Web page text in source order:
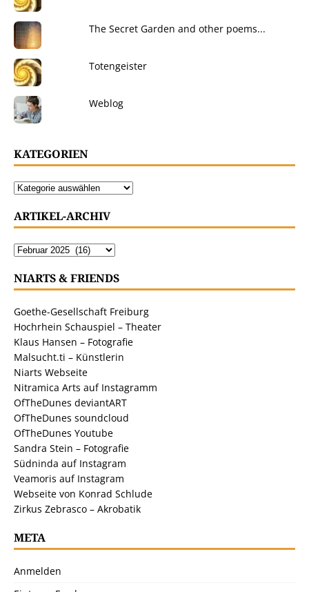
The Secret Garden and other poems...
Totengeister
Weblog
KATEGORIEN
ARTIKEL-ARCHIV
NIARTS & FRIENDS
Goethe-Gesellschaft Freiburg
Hochrhein Schauspiel – Theater
Klaus Hansen – Fotografie
Malsucht.ti – Künstlerin
Niarts Webseite
Nitramica Arts auf Instagramm
OfTheDunes deviantART
OfTheDunes soundcloud
OfTheDunes Youtube
Sandra Stein – Fotografie
Südninda auf Instagram
Veamoris auf Instagram
Webseite von Konrad Schlude
Zirkus Zebrasco – Akrobatik
META
Anmelden